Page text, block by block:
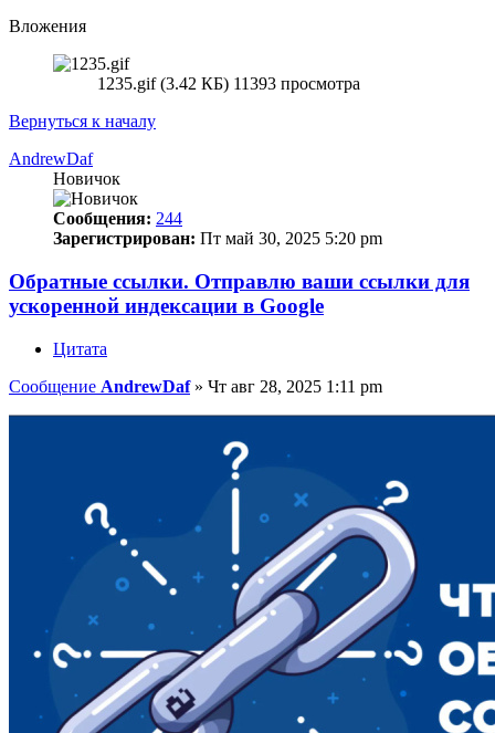
Вложения
1235.gif (3.42 КБ) 11393 просмотра
Вернуться к началу
AndrewDaf
Новичок
Сообщения: 244
Зарегистрирован: Пт май 30, 2025 5:20 pm
Обратные ссылки. Отправлю ваши ссылки для
ускоренной индексации в Google
Цитата
Сообщение AndrewDaf» Чт авг 28, 2025 1:11 pm